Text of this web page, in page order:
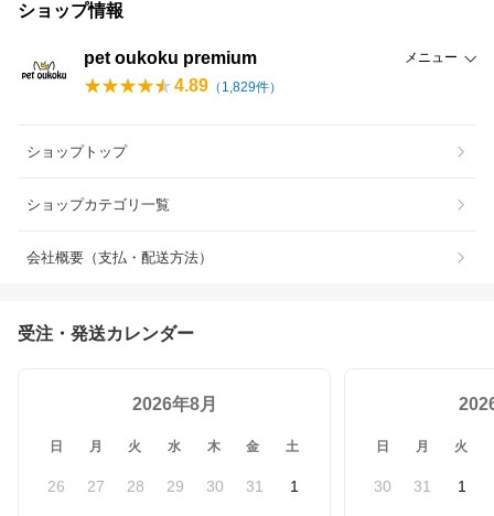
ショップ情報
pet oukoku premium メニュー
4.89 （ 1,829件）
ショップトップ
ショップカテゴリ一覧
会社概要（支払・配送方法）
受注・発送カレンダー
2026年8月
日 月 火 水 木 金 土
26 27 28 29 30 31 1
日 月 火
30 31 1